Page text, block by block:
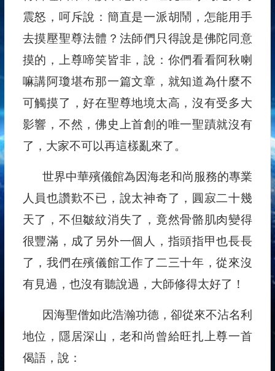
震怒，呵斥說：簡直是一派胡鬧，怎能用手
去摸壓聖尊法體？法師們只得說是佛陀同意
摸的，上尊啼笑皆非，說：你們看看阿秋喇
嘛講阿瓊堪布那一篇文章，就知道為什麼不
可觸摸了，好在聖尊地境太高，沒有受多大
影響，不然，佛史上首創的唯一聖蹟就沒有
了，大家不可以再這樣亂來了。
世界中華殯儀館為因海老和尚服務的專業
人員也讚歎不已，說太神奇了，圓寂二十幾
天了，不但皺紋消失了，竟然骨骼肌肉變得
很豐滿，成了另外一個人，指頭指甲也長長
了，我們在殯儀館工作了二三十年，從來沒
有見過，也沒有聽說過，大師修得太好了！
因海聖僧如此浩瀚功德，卻從來不沾名利
地位，隱居深山，老和尚曾給旺扎上尊一首
偈語，說：